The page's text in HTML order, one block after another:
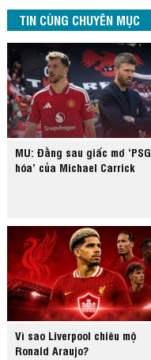
TIN CÙNG CHUYÊN MỤC
MU: Đằng sau giấc mơ ‘PSG
hóa’ của Michael Carrick
Vì sao Liverpool chiêu mộ
Ronald Araujo?